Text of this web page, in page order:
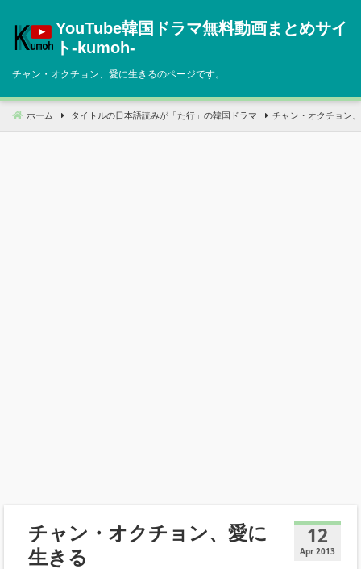
へ
動
YouTube韓国ドラマ無料動画まとめサイ
ト‐kumoh‐
チャン・オクチョン、愛に生きるのページです。
ホーム タイトルの日本語読みが「た行」の韓国ドラマ チャン・オクチョン
12
Apr 2013
チャン・オクチョン、愛に
生きる